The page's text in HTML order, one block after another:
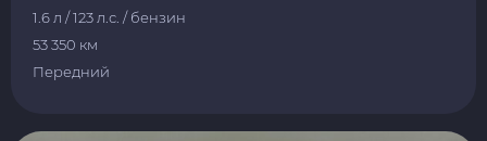
1.6 л / 123 л.с. / бензин
53 350 км
Передний